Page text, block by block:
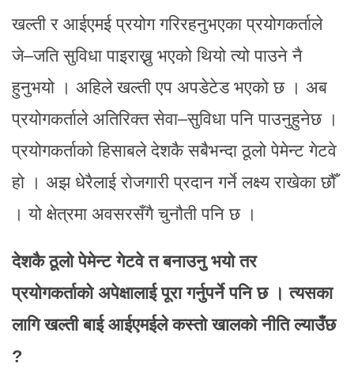
खल्ती र आईएमई प्रयोग गरिरहनुभएका प्रयोगकर्ताले
जे–जति सुविधा पाइराख्नु भएको थियो त्यो पाउने नै
हुनुभयो । अहिले खल्ती एप अपडेटेड भएको छ । अब
प्रयोगकर्ताले अतिरिक्त सेवा–सुविधा पनि पाउनुहुनेछ ।
प्रयोगकर्ताको हिसाबले देशकै सबैभन्दा ठूलो पेमेन्ट गेटवे
हो । अझ धेरैलाई रोजगारी प्रदान गर्ने लक्ष्य राखेका छौँ
। यो क्षेत्रमा अवसरसँगै चुनौती पनि छ ।
देशकै ठूलो पेमेन्ट गेटवे त बनाउनु भयो तर
प्रयोगकर्ताको अपेक्षालाई पूरा गर्नुपर्ने पनि छ । त्यसका
लागि खल्ती बाई आईएमईले कस्तो खालको नीति ल्याउँछ
?